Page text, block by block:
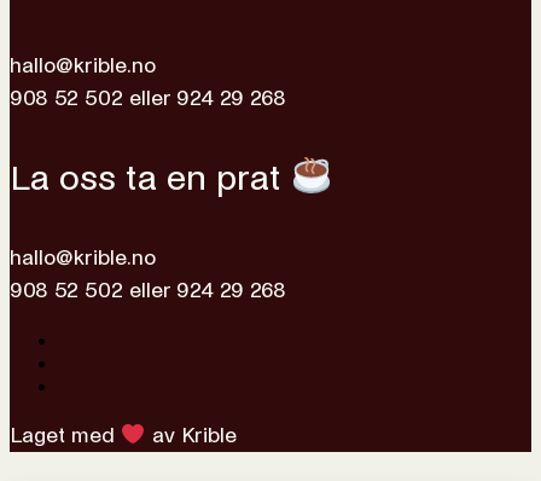
hallo@krible.no
908 52 502 eller 924 29 268
La oss ta en prat
hallo@krible.no
908 52 502 eller 924 29 268
Laget med av Krible